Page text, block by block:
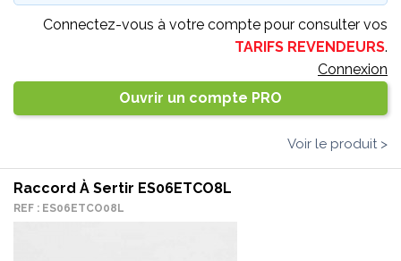
Connectez-vous à votre compte pour consulter vos
TARIFS REVENDEURS.
Connexion
Ouvrir un compte PRO
Voir le produit >
Raccord À Sertir ES06ETCO8L
REF : ES06ETCO08L